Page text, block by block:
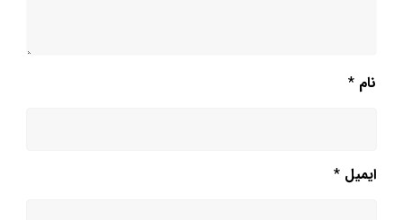
نام *
ایمیل *